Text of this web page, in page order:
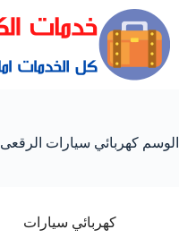
الوسم كهربائي سيارات الرقعى
كهربائي سيارات